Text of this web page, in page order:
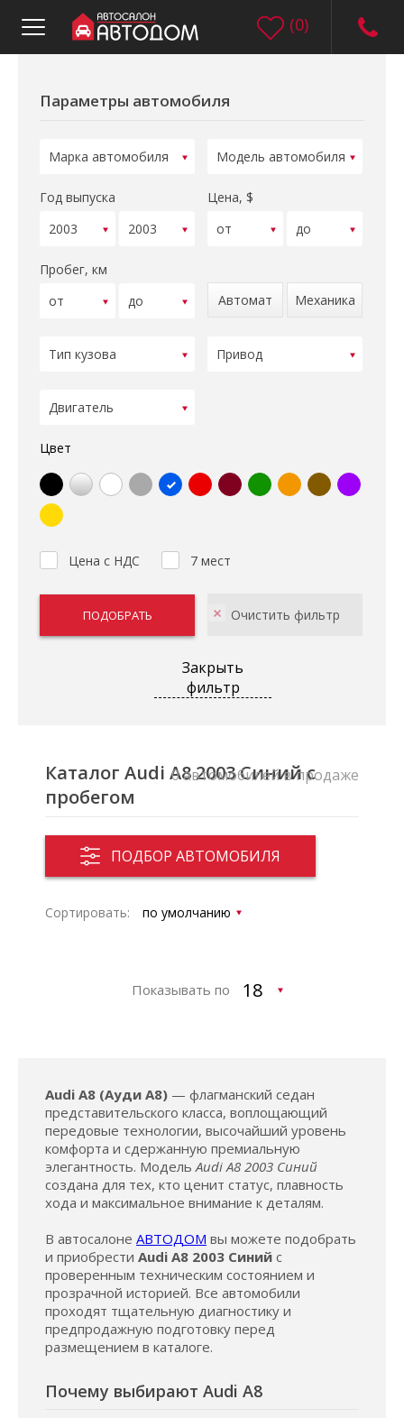
(0)
Параметры автомобиля
Год выпуска Цена, $
Пробег, км
Автомат
Механика
Цвет
Цена с НДС 7 мест
Закрыть
фильтр
Каталог Audi A8 2003 Синий с
пробегом
ПОДБОР АВТОМОБИЛЯ
0 автомобилей в продаже
Сортировать:
Показывать по
Audi A8 (Ауди А8) — флагманский седан
представительского класса, воплощающий
передовые технологии, высочайший уровень
комфорта и сдержанную премиальную
элегантность. МодельAudi A8 2003 Синий
создана для тех, кто ценит статус, плавность
хода и максимальное внимание к деталям.
В автосалоне АВТОДОМ вы можете подобрать
и приобрести Audi A8 2003 Синий с
проверенным техническим состоянием и
прозрачной историей. Все автомобили
проходят тщательную диагностику и
предпродажную подготовку перед
размещением в каталоге.
Почему выбирают Audi A8